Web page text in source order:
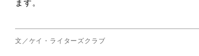
ます。
文／ケイ・ライターズクラブ